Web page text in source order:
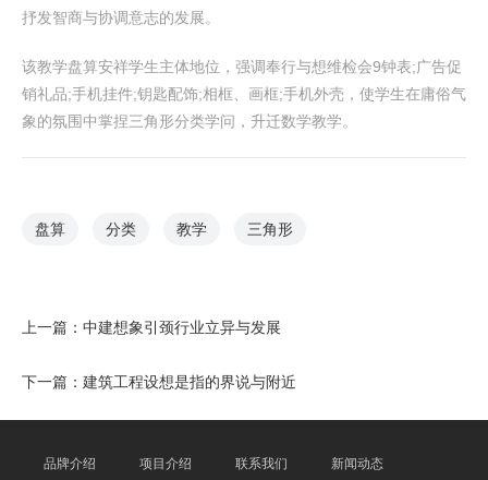
抒发智商与协调意志的发展。
该教学盘算安祥学生主体地位，强调奉行与想维检会9钟表;广告促
销礼品;手机挂件;钥匙配饰;相框、画框;手机外壳，使学生在庸俗气
象的氛围中掌捏三角形分类学问，升迁数学教学。
盘算 分类 教学 三角形
上一篇： 中建想象引颈行业立异与发展
下一篇： 建筑工程设想是指的界说与附近
品牌介绍 项目介绍 联系我们 新闻动态